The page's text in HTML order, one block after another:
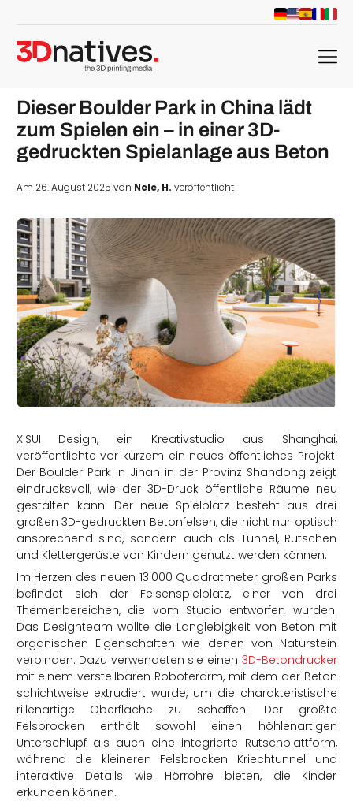
menu
Dieser Boulder Park in China lädt
zum Spielen ein – in einer 3D-
gedruckten Spielanlage aus Beton
Am 26. August 2025 von Nele, H. veröffentlicht
XISUI Design, ein Kreativstudio aus Shanghai,
veröffentlichte vor kurzem ein neues öffentliches Projekt:
Der Boulder Park in Jinan in der Provinz Shandong zeigt
eindrucksvoll, wie der 3D-Druck öffentliche Räume neu
gestalten kann. Der neue Spielplatz besteht aus drei
großen 3D-gedruckten Betonfelsen, die nicht nur optisch
ansprechend sind, sondern auch als Tunnel, Rutschen
und Klettergerüste von Kindern genutzt werden können.
Im Herzen des neuen 13.000 Quadratmeter großen Parks
befindet sich der Felsenspielplatz, einer von drei
Themenbereichen, die vom Studio entworfen wurden.
Das Designteam wollte die Langlebigkeit von Beton mit
organischen Eigenschaften wie denen von Naturstein
verbinden. Dazu verwendeten sie einen 3D-Betondrucker
mit einem verstellbaren Roboterarm, mit dem der Beton
schichtweise extrudiert wurde, um die charakteristische
rillenartige Oberfläche zu schaffen. Der größte
Felsbrocken enthält sowohl einen höhlenartigen
Unterschlupf als auch eine integrierte Rutschplattform,
während die kleineren Felsbrocken Kriechtunnel und
interaktive Details wie Hörrohre bieten, die Kinder
erkunden können.